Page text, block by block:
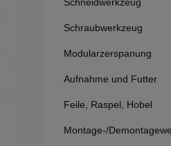
Schneidwerkzeug
Schraubwerkzeug
Modularzerspanung
Aufnahme und Futter
Feile, Raspel, Hobel
Montage-/